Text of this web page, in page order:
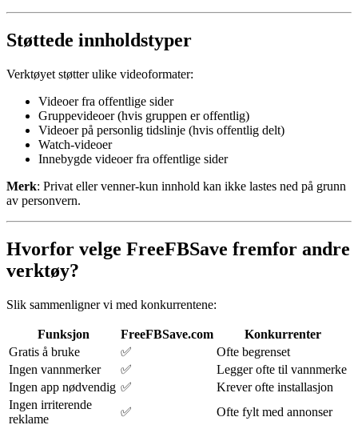
Støttede innholdstyper
Verktøyet støtter ulike videoformater:
Videoer fra offentlige sider
Gruppevideoer (hvis gruppen er offentlig)
Videoer på personlig tidslinje (hvis offentlig delt)
Watch-videoer
Innebygde videoer fra offentlige sider
Merk: Privat eller venner-kun innhold kan ikke lastes ned på grunn
av personvern.
Hvorfor velge FreeFBSave fremfor andre
verktøy?
Slik sammenligner vi med konkurrentene:
Funksjon FreeFBSave.com
Konkurrenter
Gratis å bruke
✅
Ofte begrenset
Ingen vannmerker
✅
Legger ofte til vannmerke
Ingen app nødvendig ✅
Krever ofte installasjon
Ingen irriterende
reklame
✅ Ofte fylt med annonser